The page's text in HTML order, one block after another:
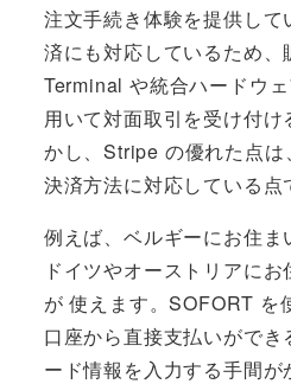
注文手続き体験を提供し
済にも対応しているため
Terminal や統合ハードウ
用いて対面取引を受け付
かし、Stripe の優れた点は
決済方法に対応している点
例えば、ベルギーにお住ま
ドイツやオーストリアに
が 使えます。SOFORT を
口座から直接支払いがで
ード情報を入力する手間